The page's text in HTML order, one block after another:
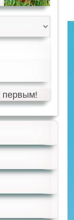
первым!